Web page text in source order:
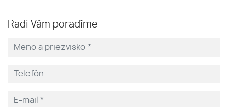
Radi Vám poradíme